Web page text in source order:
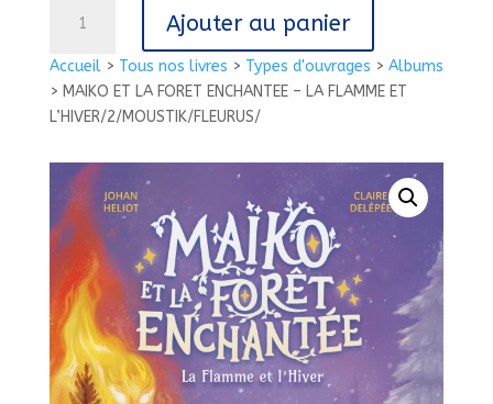
Accueil> Tous nos livres > Types d'ouvrages > Albums
> MAIKO ET LA FORET ENCHANTEE – LA FLAMME ET
L’HIVER/2/MOUSTIK/FLEURUS/
MAIKO
ET
LA
LA
FLAMME
ET
L'HIVER/2/MOUSTIK/FLEURUS/
Ajouter au panier